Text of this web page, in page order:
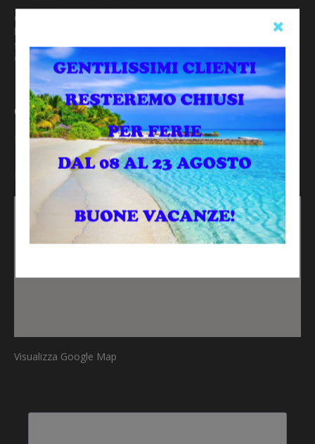
Orario di apertura:
lun-ven 09.00-12.30 15.00-19.00
sabato 09.00-12.30 15.00-16.00
Chiusura: Domenica
Condizioni di vendita
Leggi i termini e le condizioni di vendita
Dove siamo
Visualizza Google Map